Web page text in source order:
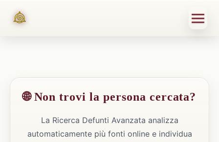
🌐 Non trovi la persona cercata?
La Ricerca Defunti Avanzata analizza
automaticamente più fonti online e individua